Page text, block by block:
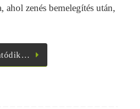
ahol zenés bemelegítés után,